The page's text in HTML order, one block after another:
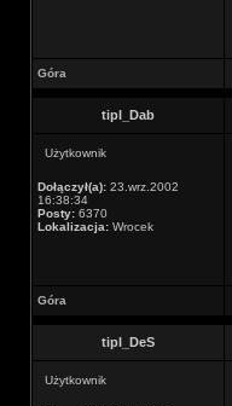
Góra
tipl_Dab
Użytkownik
Dołączył(a): 23.wrz.2002
16:38:34
Posty: 6370
Lokalizacja: Wrocek
Góra
tipl_DeS
Użytkownik